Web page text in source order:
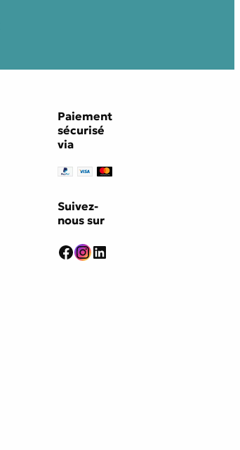
Paiement
sécurisé
via
Suivez-
nous sur
Facebook
Instagram
LinkedIn